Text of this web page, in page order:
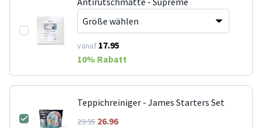
vanaf 17.95
10% Rabatt
Teppichreiniger - James Starters Set
29.9526.96